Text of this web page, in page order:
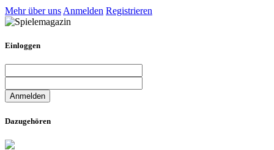
Mehr über uns Anmelden Registrieren
Einloggen
Dazugehören